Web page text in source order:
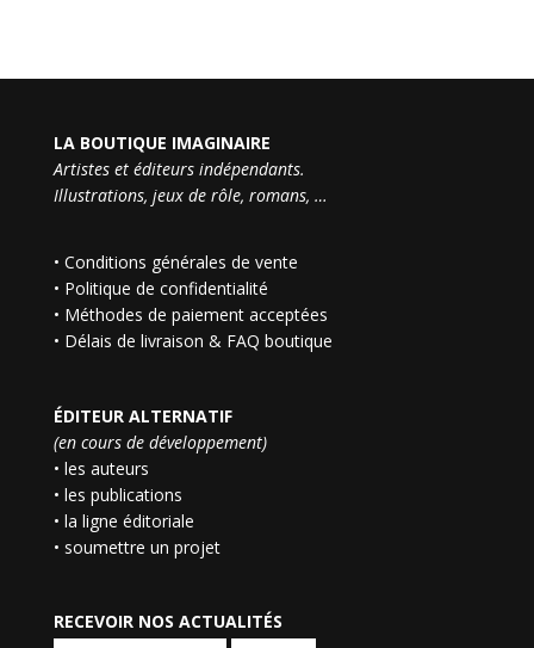
LA BOUTIQUE IMAGINAIRE
Artistes et éditeurs indépendants.
Illustrations, jeux de rôle, romans, …
• Conditions générales de vente
• Politique de confidentialité
• Méthodes de paiement acceptées
• Délais de livraison & FAQ boutique
ÉDITEUR ALTERNATIF
(en cours de développement)
• les auteurs
• les publications
• la ligne éditoriale
• soumettre un projet
RECEVOIR NOS ACTUALITÉS